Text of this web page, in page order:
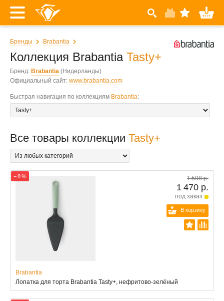
Бренды Brabantia
Коллекция Brabantia Tasty+
Бренд: Brabantia (Нидерланды)
Официальный сайт: www.brabantia.com
Быстрая навигация по коллекциям Brabantia:
Все товары коллекции Tasty+
− 8 % 1 598 р.
1 470 р.
под заказ
В корзину
Brabantia
Лопатка для торта Brabantia Tasty+, нефритово-зелёный